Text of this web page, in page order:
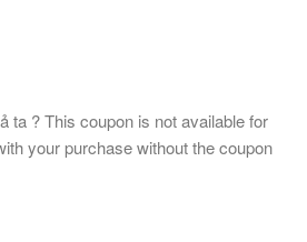
ta ? This coupon is not available for
your purchase without the coupon